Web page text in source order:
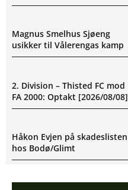
Magnus Smelhus Sjøeng
usikker til Vålerengas kamp
2. Division – Thisted FC mod
FA 2000: Optakt [2026/08/08]
Håkon Evjen på skadeslisten
hos Bodø/Glimt